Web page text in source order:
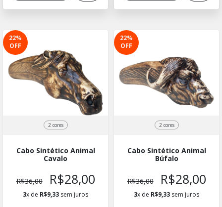
22%
OFF
2 cores
Cabo Sintético Animal
Cavalo
R$36,00 R$28,00
3x de R$9,33 sem juros
22%
OFF
2 cores
Cabo Sintético Animal
Búfalo
R$36,00 R$28,00
3x de R$9,33 sem juros